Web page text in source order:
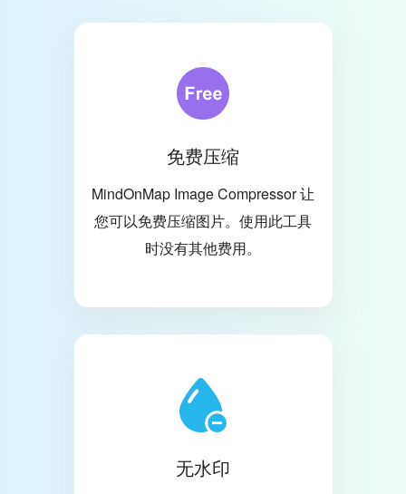
免费压缩
MindOnMap Image Compressor 让
您可以免费压缩图片。使用此工具
时没有其他费用。
无水印